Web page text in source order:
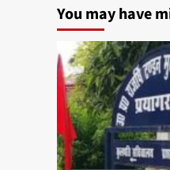
You may have